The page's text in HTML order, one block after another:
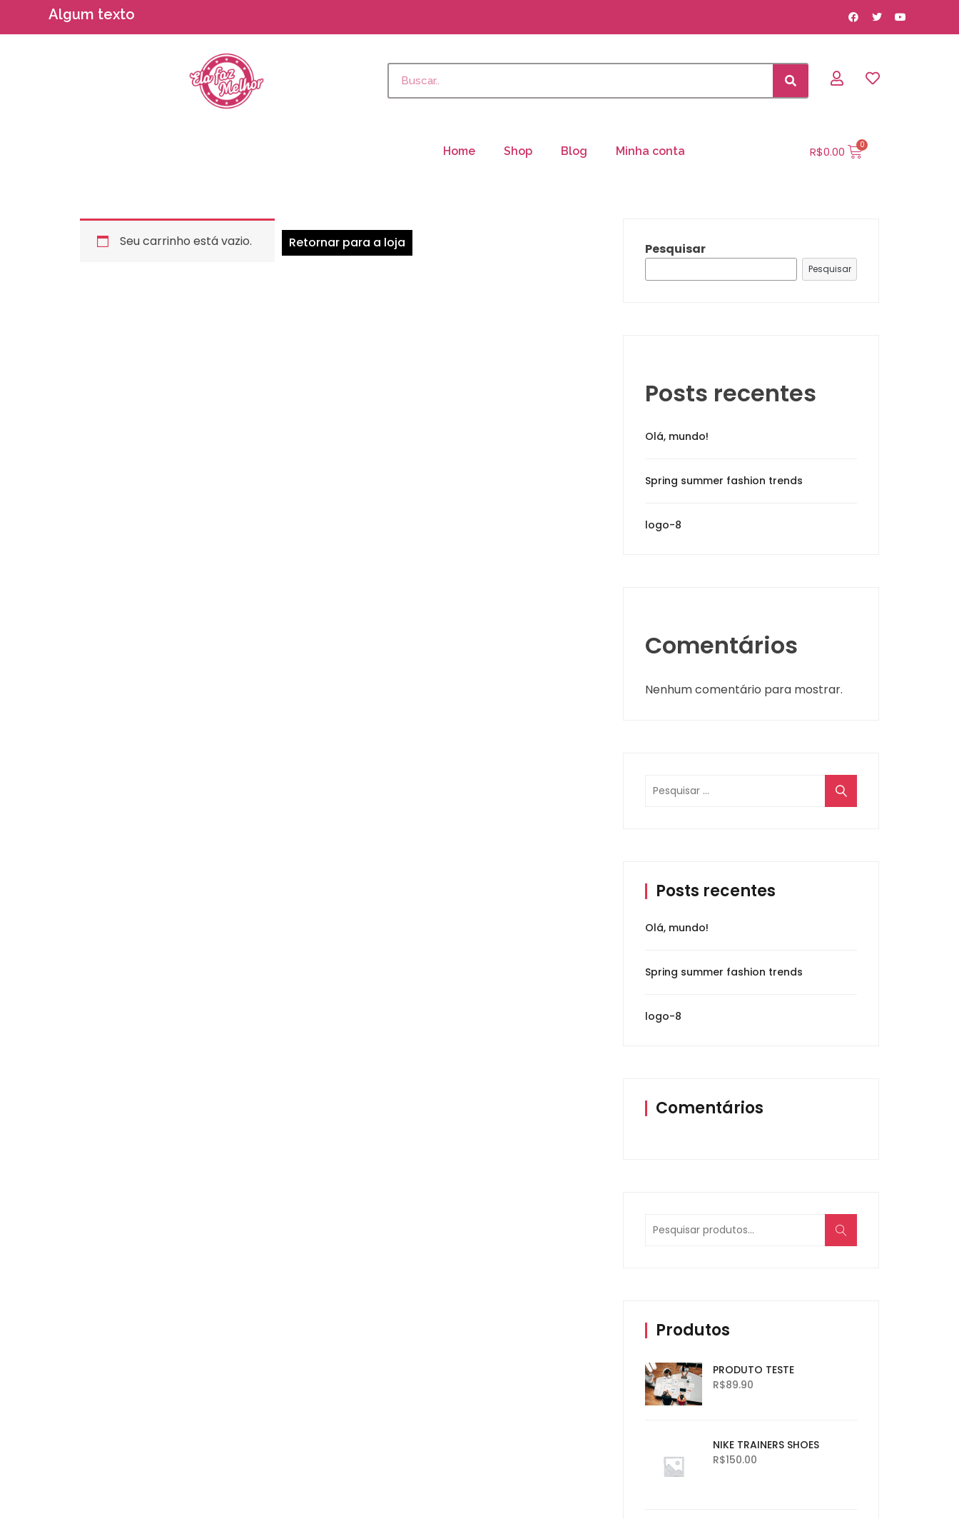
Algum texto
Home Shop Blog Minha conta R$0.00
Seu carrinho está vazio. Retornar para a loja Pesquisar
Pesquisar
Posts recentes
Olá, mundo!
Spring summer fashion trends
logo-8
Comentários
Nenhum comentário para mostrar.
Posts recentes
Olá, mundo!
Spring summer fashion trends
logo-8
Comentários
Produtos
PRODUTO TESTE
R$89.90
NIKE TRAINERS SHOES
R$150.00